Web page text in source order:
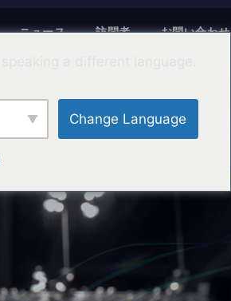
ニュース 訪問者 お問い合わせ
Change Language